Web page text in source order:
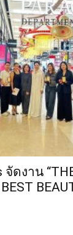
จัดงาน